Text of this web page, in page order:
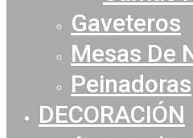
Gaveteros
Mesas De
Peinadoras
DECORACIÓN